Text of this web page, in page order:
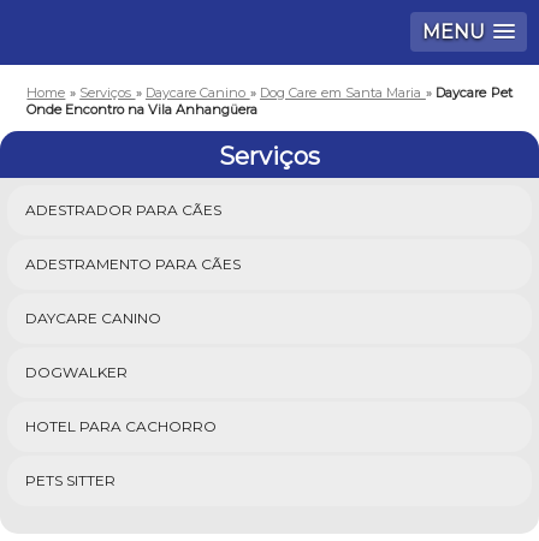
MENU
Home » Serviços » Daycare Canino » Dog Care em Santa Maria » Daycare Pet
Onde Encontro na Vila Anhangüera
Serviços
ADESTRADOR PARA CÃES
ADESTRAMENTO PARA CÃES
DAYCARE CANINO
DOGWALKER
HOTEL PARA CACHORRO
PETS SITTER